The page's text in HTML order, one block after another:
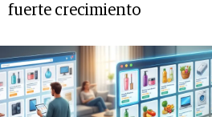
fuerte crecimiento